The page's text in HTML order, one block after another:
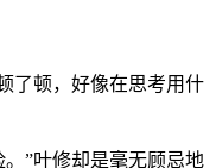
了顿，好像在思考用什
”叶修却是毫无顾忌地